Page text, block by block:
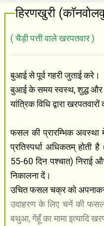
हिरणखुरी
( चैड़ी पत्ती वाले खरपतवार )
बुआई से पूर्व गहरी जुताई करे।
बुआई के समय स्वस्थ, शुद्ध और
यांत्रिक विधि द्वारा
फसल की प्रारम्भिक
प्रतिस्पर्धा अधिकतम् होती
55-60 दिन पश्चात) निराई
निकालना दें।
उचित फसल चक्र को
उदाहरण के लिए चनें की
बथुआ, गेंहूँ का मामा इत्यादि